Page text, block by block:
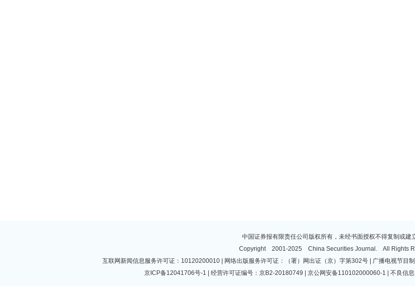
中国证券报有限责任公司版权所有，未经书面授权不得复制或建
Copyright 2001-2025 China Securities Journal. All Rights
互联网新闻信息服务许可证：10120200010 | 网络出版服务许可证：（署）网出证（京）字第302号 | 广播电视节目
京ICP备12041706号-1 | 经营许可证编号：京B2-20180749 | 京公网安备110102000060-1 | 不良信